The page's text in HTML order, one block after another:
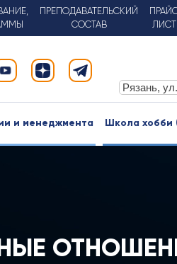
ПРЕПОДАВАТЕЛЬСКИЙ
СОСТАВ
ЛИСТ
и менеджмента Школа хобби